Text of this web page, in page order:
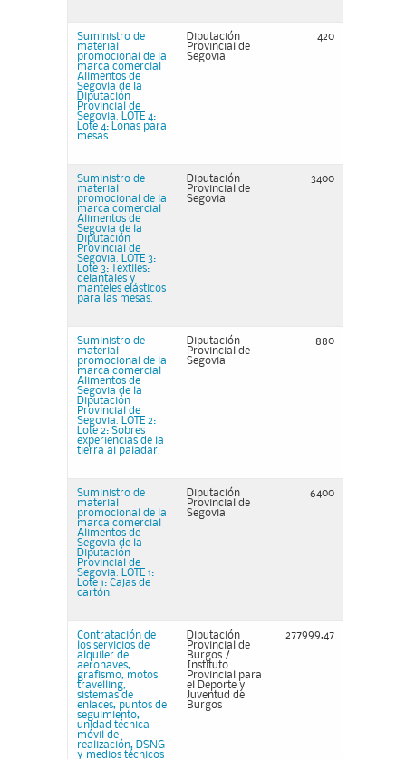
Suministro de
material
promocional de la
marca comercial
Alimentos de
Segovia de la
Diputación
Provincial de
Segovia. LOTE 4:
Lote 4: Lonas para
mesas.
Diputación
Provincial de
Segovia
420
Suministro de
material
promocional de la
marca comercial
Alimentos de
Segovia de la
Diputación
Provincial de
Segovia. LOTE 3:
Lote 3: Textiles:
delantales y
manteles elásticos
para las mesas.
Diputación
Provincial de
Segovia
3400
Suministro de
material
promocional de la
marca comercial
Alimentos de
Segovia de la
Diputación
Provincial de
Segovia. LOTE 2:
Lote 2: Sobres
experiencias de la
tierra al paladar.
Diputación
Provincial de
Segovia
880
Suministro de
material
promocional de la
marca comercial
Alimentos de
Segovia de la
Diputación
Provincial de
Segovia. LOTE 1:
Lote 1: Cajas de
cartón.
Diputación
Provincial de
Segovia
6400
Contratación de
los servicios de
alquiler de
aeronaves,
grafismo, motos
travelling,
sistemas de
enlaces, puntos de
seguimiento,
unidad técnica
móvil de
realización, DSNG
y medios técnicos
Diputación
Provincial de
Burgos /
Instituto
Provincial para
el Deporte y
Juventud de
Burgos
277999,47